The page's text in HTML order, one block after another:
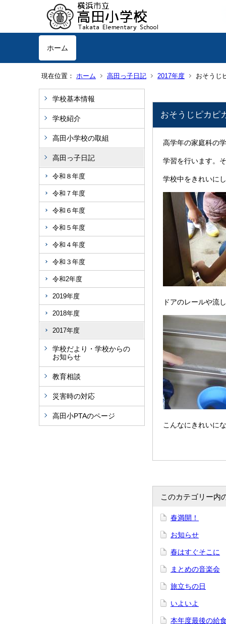
ホーム
現在位置： ホーム 高田っ子日記 2017年度 おそうじ
学校基本情報
学校紹介
高田小学校の取組
高田っ子日記
令和８年度
令和７年度
令和６年度
令和５年度
令和４年度
令和３年度
令和2年度
2019年度
2018年度
2017年度
学校だより・学校からの
お知らせ
教育相談
災害時の対応
高田小PTAのページ
おそうじピカピ
高学年の家庭科の
学習を行います。
学校中をきれいに
ドアのレールや流
こんなにきれいに
このカテゴリー内
春満開！
お知らせ
春はすぐそこに
まとめの音楽会
旅立ちの日
いよいよ
本年度最後の給